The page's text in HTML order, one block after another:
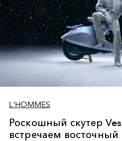
L'HOMMES
Роскошный скутер
встречаем восточный